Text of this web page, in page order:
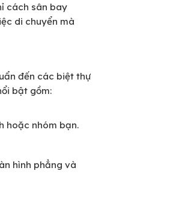
cách sân bay
di chuyển mà
đến các biệt thự
bật gồm:
hoặc nhóm bạn.
hình phẳng và